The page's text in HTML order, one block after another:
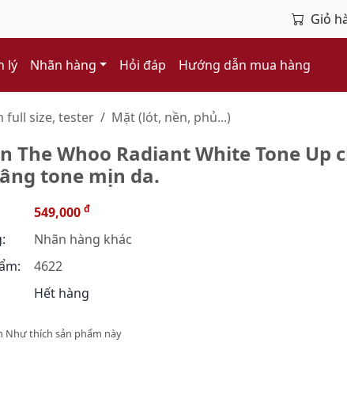
Giỏ
lý Nhãn hàng Hỏi đáp Hướng dẫn mua hàng
full size, tester Mặt (lót, nền, phủ...)
The Whoo Radiant White Tone Up
tone mịn da.
549,000 đ
Nhãn hàng khác
4622
Hết hàng
Như thích sản phẩm này